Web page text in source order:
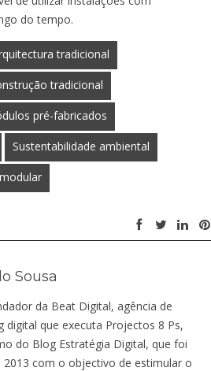
do tempo.
tradicional
tradicional
pré-fabricados
Sustentabilidade ambiental
Sousa
da Beat Digital, agência de
digital que executa Projectos 8 Ps,
do Blog Estratégia Digital, que foi
2013 com o objectivo de estimular o